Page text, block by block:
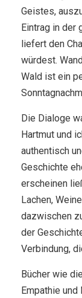
Geistes,
Eintrag in der
liefert den
würdest.
Wald ist ein
Die Dialoge
Hartmut und
authentisch
Geschichte
erscheinen
Lachen,
dazwischen
der
Verbindung,
Bücher wie
Empathie